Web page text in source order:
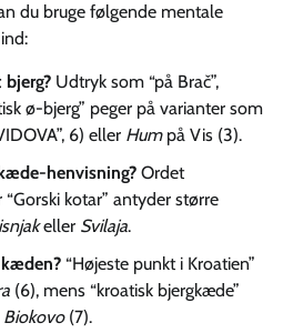
du bruge følgende mentale
Udtryk som “på Brač”,
ø-bjerg” peger på varianter som
6) eller Humpå Vis (3).
henvisning? Ordet
“Gorski kotar” antyder større
eller Svilaja.
“Højeste punkt i Kroatien”
(6), mens “kroatisk bjergkæde”
Biokovo(7).